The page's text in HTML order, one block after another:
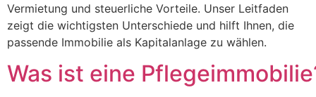
Vermietung und steuerliche Vorteile. Unser Leitfaden
zeigt die wichtigsten Unterschiede und hilft Ihnen, die
passende Immobilie als Kapitalanlage zu wählen.
Was ist eine